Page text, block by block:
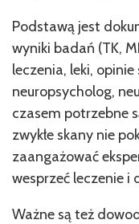
Podstawą jest
wyniki badań (TK,
leczenia, leki,
neuropsycholog,
czasem potrzebne
zwykłe skany nie
zaangażować
wesprzeć leczenie i
Ważne są też